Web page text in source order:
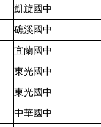
凱旋國中
礁溪國中
宜蘭國中
東光國中
東光國中
中華國中